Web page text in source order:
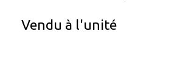
Vendu à l'unité